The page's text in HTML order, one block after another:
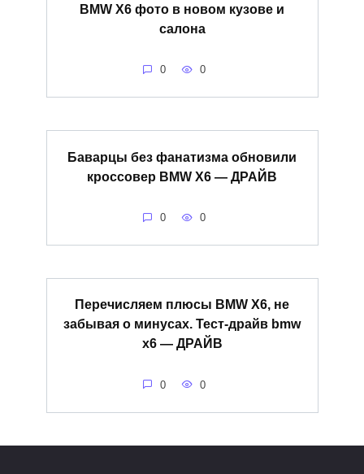
BMW X6 фото в новом кузове и
салона
0 0
Баварцы без фанатизма обновили
кроссовер BMW X6 — ДРАЙВ
0 0
Перечисляем плюсы BMW X6, не
забывая о минусах. Тест-драйв bmw
x6 — ДРАЙВ
0 0